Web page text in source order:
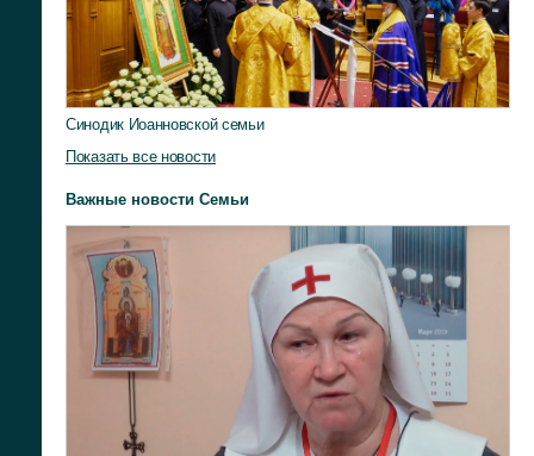
Синодик Иоанновской семьи
Показать все новости
Важные новости Семьи